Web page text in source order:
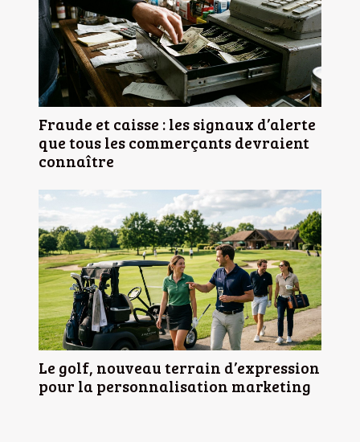
Fraude et caisse : les signaux d’alerte
que tous les commerçants devraient
connaître
Le golf, nouveau terrain d’expression
pour la personnalisation marketing